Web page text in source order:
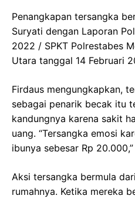
Penangkapan tersangka
Suryati dengan Laporan
2022 / SPKT Polrestabes
Utara tanggal 14 Februari
Firdaus mengungkapkan,
sebagai penarik becak itu
kandungnya karena sakit
uang. “Tersangka emosi
ibunya sebesar Rp
Aksi tersangka bermula
rumahnya. Ketika mereka